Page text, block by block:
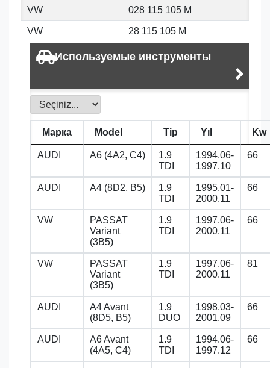
VW 028 115 105 M
VW 28 115 105 M
Используемые инструменты
Марка Model Tip Yıl Kw
AUDI A6 (4A2, C4)
1.9
TDI
1994.06-
1997.10
66
AUDI A4 (8D2, B5)
1.9
TDI
1995.01-
2000.11
66
VW
PASSAT
Variant
(3B5)
1.9
TDI
1997.06-
2000.11
66
VW
PASSAT
Variant
(3B5)
1.9
TDI
1997.06-
2000.11
81
AUDI
A4 Avant
(8D5, B5)
1.9
DUO
1998.03-
2001.09
66
AUDI
A6 Avant
(4A5, C4)
1.9
TDI
1994.06-
1997.12
66